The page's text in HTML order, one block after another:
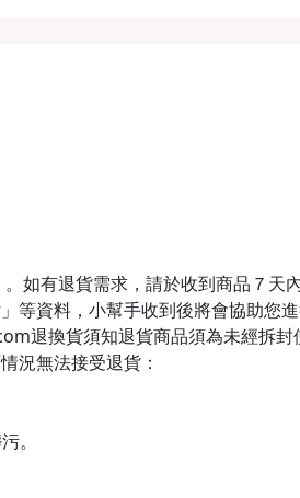
如有退貨需求，請於收到商品７天
資料，小幫手收到後將會協助您進
退換貨須知退貨商品須為未經拆封
況無法接受退貨：
。